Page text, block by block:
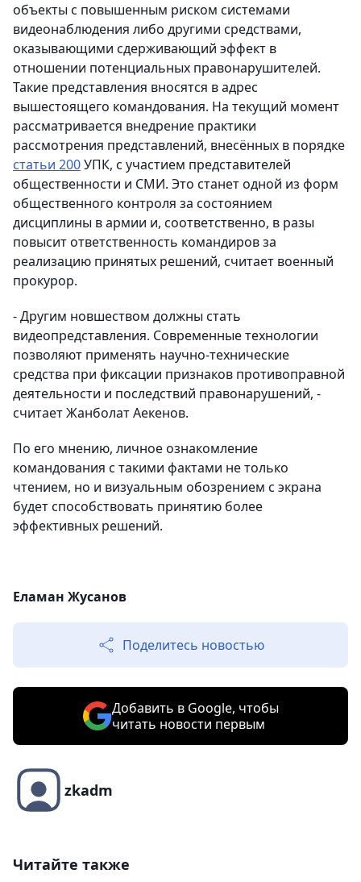
объекты с повышенным риском системами
видеонаблюдения либо другими средствами,
оказывающими сдерживающий эффект в
отношении потенциальных правонарушителей.
Такие представления вносятся в адрес
вышестоящего командования. На текущий момент
рассматривается внедрение практики
рассмотрения представлений, внесённых в порядке
статьи 200УПК, с участием представителей
общественности и СМИ. Это станет одной из форм
общественного контроля за состоянием
дисциплины в армии и, соответственно, в разы
повысит ответственность командиров за
реализацию принятых решений, считает военный
прокурор.
- Другим новшеством должны стать
видеопредставления. Современные технологии
позволяют применять научно-технические
средства при фиксации признаков противоправной
деятельности и последствий правонарушений, -
считает Жанболат Аекенов.
По его мнению, личное ознакомление
командования с такими фактами не только
чтением, но и визуальным обозрением с экрана
будет способствовать принятию более
эффективных решений.
Еламан Жусанов
Поделитесь новостью
Добавить в Google, чтобы
читать новости первым
zkadm
Читайте также